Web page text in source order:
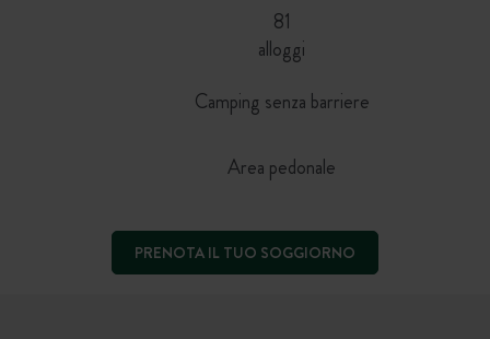
81
alloggi
Camping senza barriere
Area pedonale
PRENOTA IL TUO SOGGIORNO